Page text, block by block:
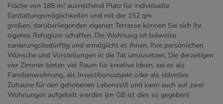
Fläche von 188 m² ausreichend Platz für individuelle
Gestaltungsmöglichkeiten und mit der 152 qm
großen, darüberliegenden eigenen Terrasse können Sie sich Ihr
eigenes Refugium schaffen. Die Wohnung ist teilweise
sanierungsbedürftig und ermöglicht es Ihnen, Ihre persönlichen
Wünsche und Vorstellungen in die Tat umzusetzen. Die derzeitigen
vier Zimmer bieten viel Raum für kreative Ideen, sei es als
Familienwohnung, als Investitionsobjekt oder als stilvolles
Zuhause für den gehobenen Lebensstil und kann auch auf zwei
Wohnungen aufgeteilt werden (im GB ist dies so gegeben)